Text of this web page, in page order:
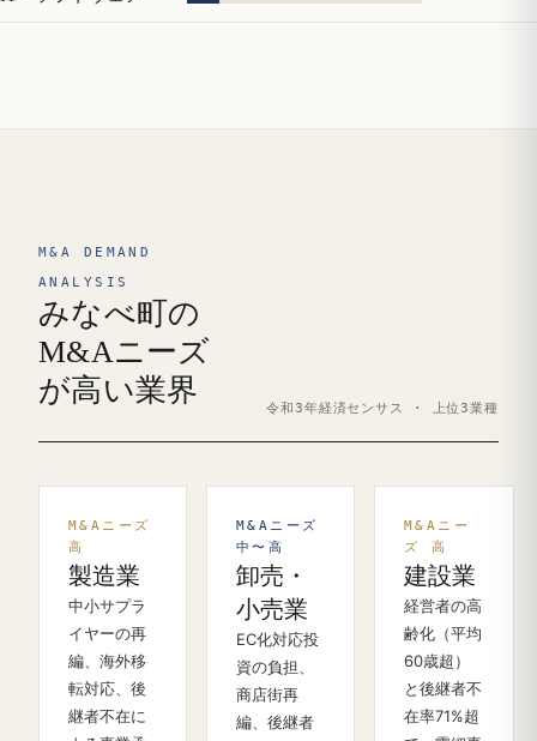
M&A DEMAND
ANALYSIS
みなべ町の
M&Aニーズ
が高い業界
令和3年経済センサス · 上位3業種
M&Aニーズ
高
製造業
中小サプラ
イヤーの再
編、海外移
転対応、後
継者不在に
M&Aニーズ
中〜高
卸売・
小売業
EC化対応投
資の負担、
商店街再
編、後継者
M&Aニー
ズ 高
建設業
経営者の高
齢化（平均
60歳超）
と後継者不
在率71%超